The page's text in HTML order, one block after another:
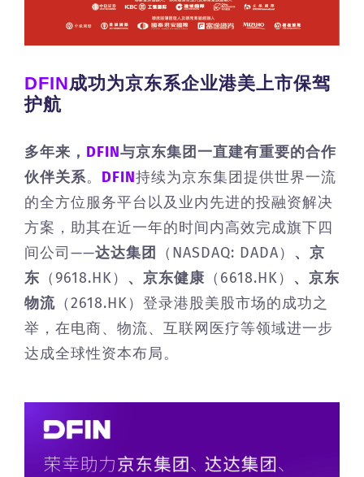
DFIN成功为京东系企业港美上市保驾
护航
多年来， DFIN与京东集团一直建有重要的合作
伙伴关系。 DFIN持续为京东集团提供世界一流
的全方位服务平台以及业内先进的投融资解决
方案，助其在近一年的时间内高效完成旗下四
间公司——达达集团 （NASDAQ: DADA） 、京
东 （9618.HK） 、京东健康 （6618.HK） 、京东
物流 （2618.HK）登录港股美股市场的成功之
举，在电商、物流、互联网医疗等领域进一步
达成全球性资本布局。